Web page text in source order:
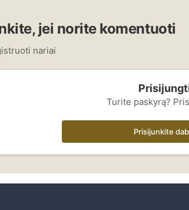
jei norite komentuoti
nariai
Turite paskyrą?
Prisijunkite